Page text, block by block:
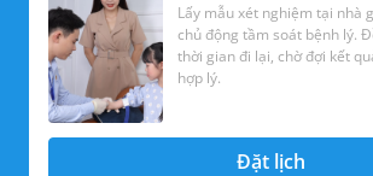
Lấy mẫu xét nghiệm tại nhà
chủ động tầm soát bệnh lý.
thời gian đi lại, chờ đợi kết quả với mức chi phí
hợp lý.
Đặt lịch